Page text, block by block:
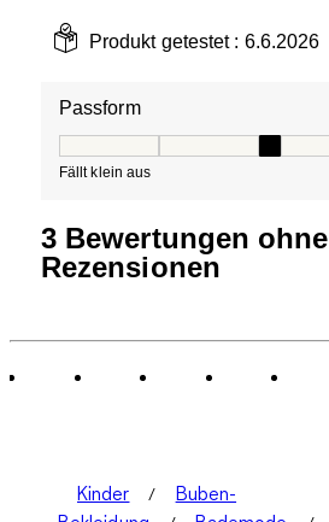
Produkt getestet : 6.6.2026
Passform
Fällt klein aus
3 Bewertungen ohne
Rezensionen
Kinder
Buben-